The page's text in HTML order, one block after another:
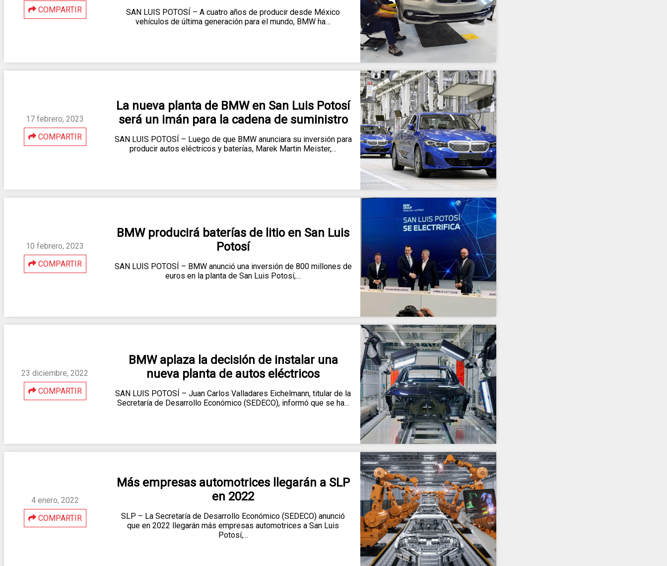
COMPARTIR
SAN LUIS POTOSÍ – A cuatro años de producir desde México
vehículos de última generación para el mundo, BMW ha…
17 febrero, 2023
COMPARTIR
La nueva planta de BMW en San Luis Potosí
será un imán para la cadena de suministro
SAN LUIS POTOSÍ – Luego de que BMW anunciara su inversión para
producir autos eléctricos y baterías, Marek Martin Meister,…
10 febrero, 2023
COMPARTIR
BMW producirá baterías de litio en San Luis
Potosí
SAN LUIS POTOSÍ – BMW anunció una inversión de 800 millones de
euros en la planta de San Luis Potosí,…
23 diciembre, 2022
COMPARTIR
BMW aplaza la decisión de instalar una
nueva planta de autos eléctricos
SAN LUIS POTOSÍ – Juan Carlos Valladares Eichelmann, titular de la
Secretaría de Desarrollo Económico (SEDECO), informó que se ha…
4 enero, 2022
COMPARTIR
Más empresas automotrices llegarán a SLP
en 2022
SLP – La Secretaría de Desarrollo Económico (SEDECO) anunció
que en 2022 llegarán más empresas automotrices a San Luis
Potosí,…